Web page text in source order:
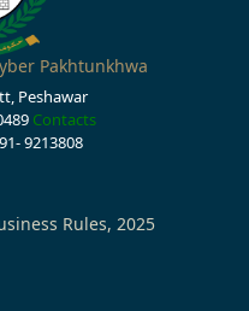
Pakhtunkhwa
Peshawar
Contacts
9213808
Rules, 2025